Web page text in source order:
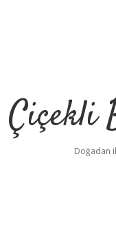
Çiçekli
Doğadan